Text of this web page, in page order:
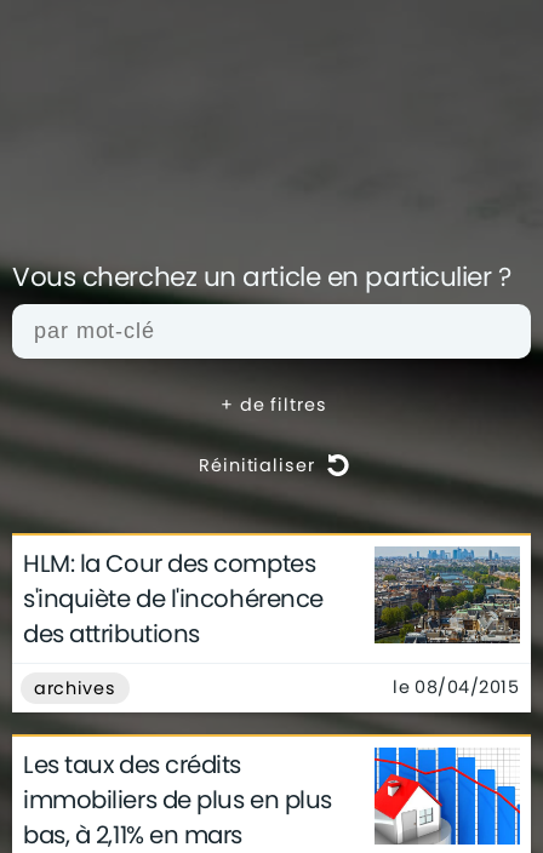
Vous cherchez un article en particulier ?
+ de filtres
Réinitialiser
actualités architecture
archives
conseils
déco finance
gouvernement
infographie
insolite
technologie
HLM: la Cour des comptes
s'inquiète de l'incohérence
des attributions
archives le 08/04/2015
Les taux des crédits
immobiliers de plus en plus
bas, à 2,11% en mars